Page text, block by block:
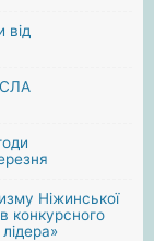
від
Ніжинської
конкурсного